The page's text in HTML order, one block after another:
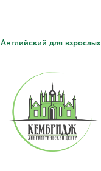
Английский для взрослых